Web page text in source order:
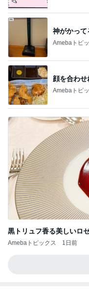
神がかって
Amebaトピ
顔を合わ
Amebaトピ
黒トリュフ香る美しいロ
Amebaトピックス 1日前